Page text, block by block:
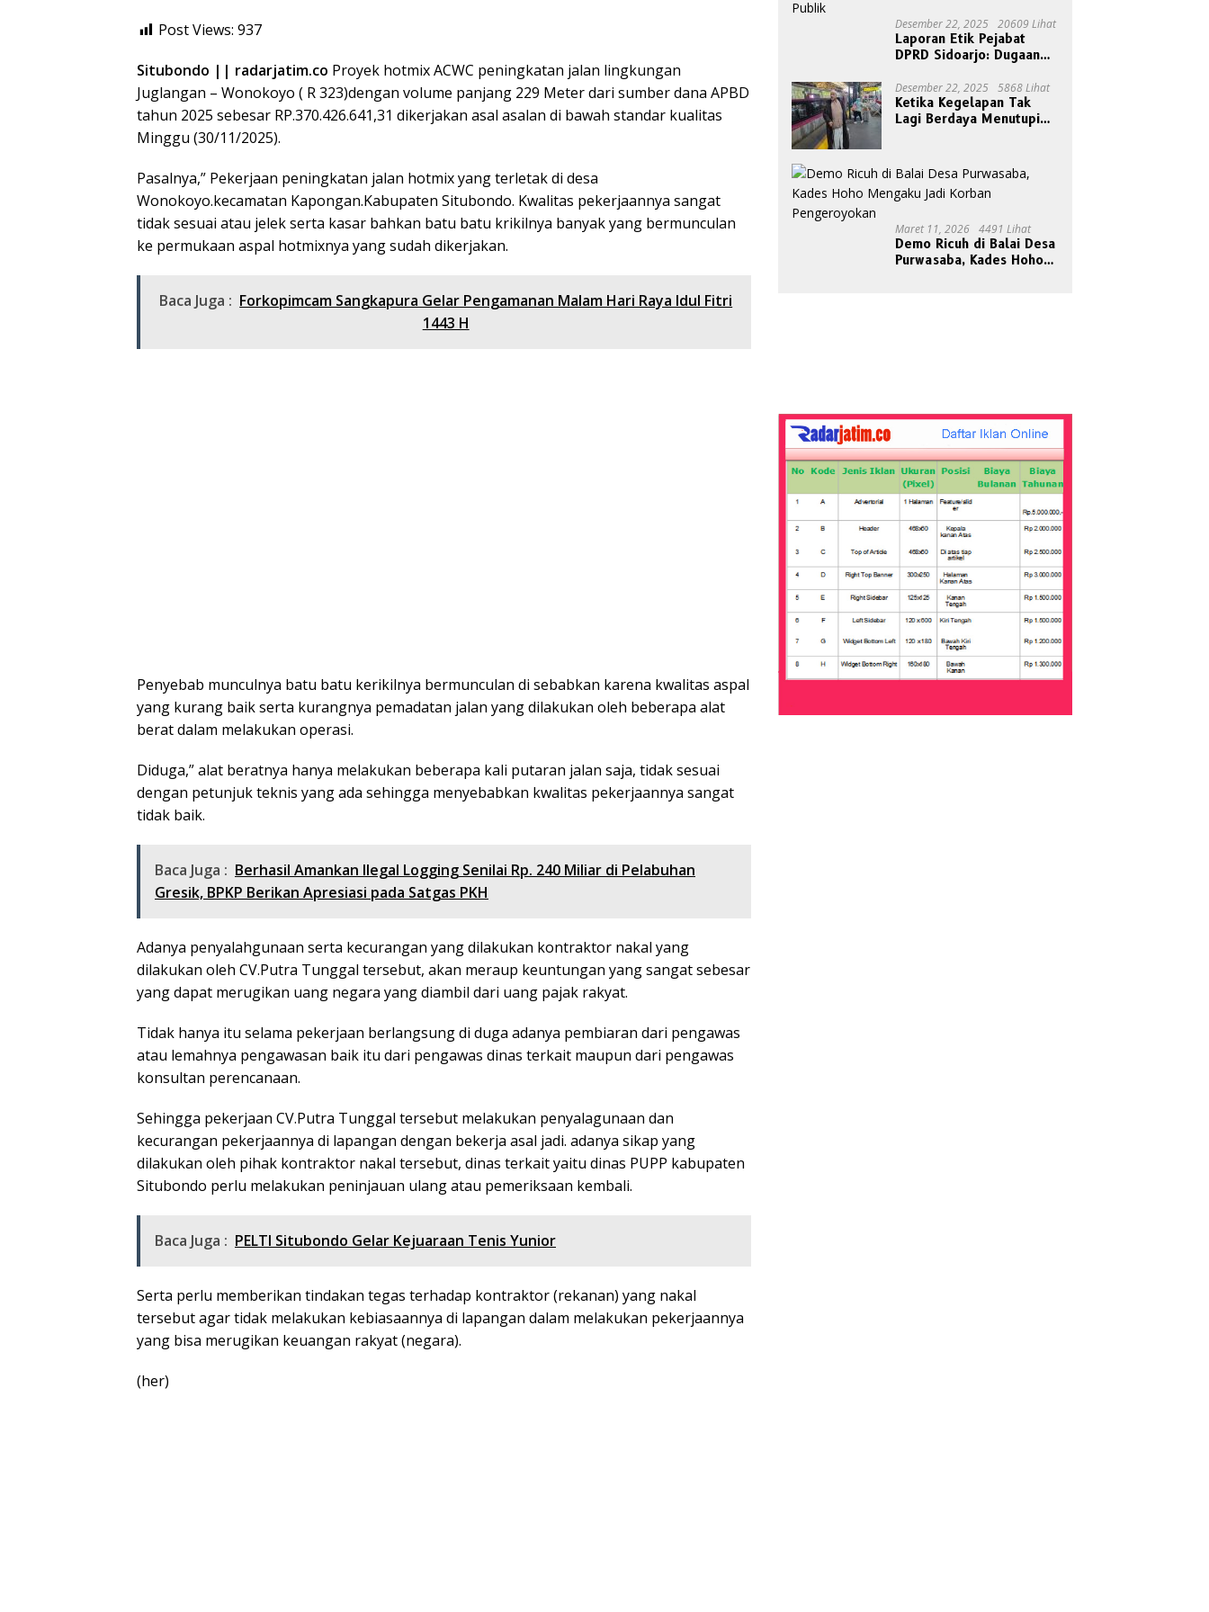
Post Views: 937
Situbondo || radarjatim.co Proyek hotmix ACWC peningkatan jalan lingkungan
Juglangan – Wonokoyo ( R 323)dengan volume panjang 229 Meter dari sumber dana APBD
tahun 2025 sebesar RP.370.426.641,31 dikerjakan asal asalan di bawah standar kualitas
Minggu (30/11/2025).
Pasalnya,” Pekerjaan peningkatan jalan hotmix yang terletak di desa
Wonokoyo.kecamatan Kapongan.Kabupaten Situbondo. Kwalitas pekerjaannya sangat
tidak sesuai atau jelek serta kasar bahkan batu batu krikilnya banyak yang bermunculan
ke permukaan aspal hotmixnya yang sudah dikerjakan.
Baca Juga : Forkopimcam Sangkapura Gelar Pengamanan Malam Hari Raya Idul Fitri
1443 H
Penyebab munculnya batu batu kerikilnya bermunculan di sebabkan karena kwalitas aspal
yang kurang baik serta kurangnya pemadatan jalan yang dilakukan oleh beberapa alat
berat dalam melakukan operasi.
Diduga,” alat beratnya hanya melakukan beberapa kali putaran jalan saja, tidak sesuai
dengan petunjuk teknis yang ada sehingga menyebabkan kwalitas pekerjaannya sangat
tidak baik.
Baca Juga : Berhasil Amankan llegal Logging Senilai Rp. 240 Miliar di Pelabuhan
Gresik, BPKP Berikan Apresiasi pada Satgas PKH
Adanya penyalahgunaan serta kecurangan yang dilakukan kontraktor nakal yang
dilakukan oleh CV.Putra Tunggal tersebut, akan meraup keuntungan yang sangat sebesar
yang dapat merugikan uang negara yang diambil dari uang pajak rakyat.
Tidak hanya itu selama pekerjaan berlangsung di duga adanya pembiaran dari pengawas
atau lemahnya pengawasan baik itu dari pengawas dinas terkait maupun dari pengawas
konsultan perencanaan.
Sehingga pekerjaan CV.Putra Tunggal tersebut melakukan penyalagunaan dan
kecurangan pekerjaannya di lapangan dengan bekerja asal jadi. adanya sikap yang
dilakukan oleh pihak kontraktor nakal tersebut, dinas terkait yaitu dinas PUPP kabupaten
Situbondo perlu melakukan peninjauan ulang atau pemeriksaan kembali.
Baca Juga : PELTI Situbondo Gelar Kejuaraan Tenis Yunior
Serta perlu memberikan tindakan tegas terhadap kontraktor (rekanan) yang nakal
tersebut agar tidak melakukan kebiasaannya di lapangan dalam melakukan pekerjaannya
yang bisa merugikan keuangan rakyat (negara).
(her)
Desember 22, 2025 20609 Lihat
Laporan Etik Pejabat
DPRD Sidoarjo: Dugaan
Disorot Publik
Desember 22, 2025 5868 Lihat
Ketika Kegelapan Tak
Lagi Berdaya Menutupi
Maret 11, 2026 4491 Lihat
Demo Ricuh di Balai Desa
Purwasaba, Kades Hoho